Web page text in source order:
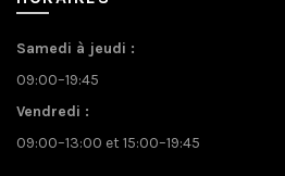
Samedi à jeudi :
09:00–19:45
Vendredi :
09:00–13:00 et 15:00–19:45